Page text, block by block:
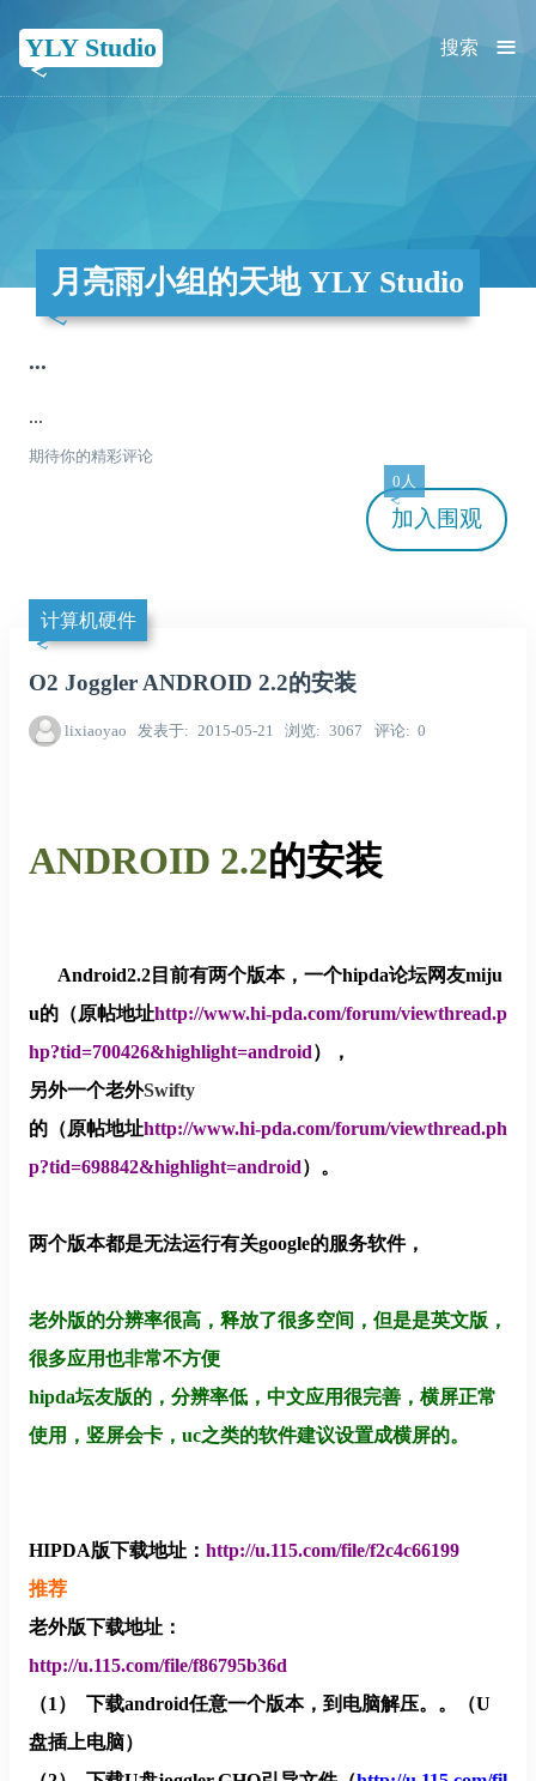
YLY Studio ≡
搜索
月亮雨小组的天地 YLY Studio
...
...
期待你的精彩评论
加入
0人
围观
计算机硬件
O2 Joggler ANDROID 2.2的安装
lixiaoyao 发表于 2015-05-21 浏览 3067 评论 0
ANDROID 2.2的安装
Android2.2 目前有两个版本，一个hipda论坛网友miju
u的（原帖地址http://www.hi-pda.com/forum/viewthread.p
hp?tid=700426&highlight=android），
另外一个老外Swifty
的（原帖地址http://www.hi-pda.com/forum/viewthread.ph
p?tid=698842&highlight=android）。
两个版本都是无法运行有关google的服务软件，
老外版的分辨率很高，释放了很多空间，但是是英文版，
很多应用也非常不方便
hipda坛友版的，分辨率低，中文应用很完善，横屏正常
使用，竖屏会卡，uc之类的软件建议设置成横屏的。
HIPDA版下载地址： http://u.115.com/file/f2c4c66199
推荐
老外版下载地址：
http://u.115.com/file/f86795b36d
（1） 下载android任意一个版本，到电脑解压。。（U
盘插上电脑）